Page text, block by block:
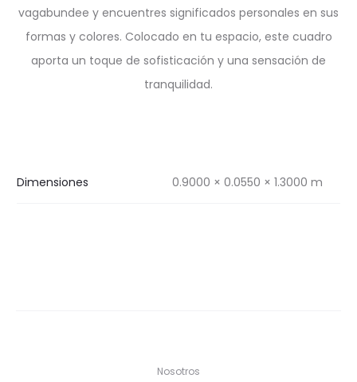
vagabundee y encuentres significados personales en sus
formas y colores. Colocado en tu espacio, este cuadro
aporta un toque de sofisticación y una sensación de
tranquilidad.
Dimensiones 0.9000 × 0.0550 × 1.3000 m
Nosotros